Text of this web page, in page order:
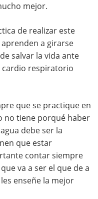
mejor.
de realizar este
a girarse
salvar la vida ante
cardio respiratorio
que se practique en
no tiene porqué haber
debe ser la
que estar
contar siempre
va a ser el que de a
enseñe la mejor